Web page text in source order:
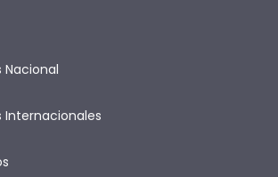
Nacional
Internacionales